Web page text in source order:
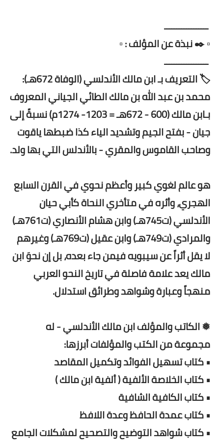
ــــــــــــــــــ
▫️ ✒️ نبذة عن المؤلف : ▫️
ــــــــــــــــــ
🏷️ التعريف بـ ابن مالك الأندلسي (الوفاة 672هـ):
محمد بن عبد الله بن مالك الطائي الجياني المعروف
بـابن مالك (600 - 672هـ = 1203- 1274م) نسبةً إلى
جيان - بفتح الجيم وتشديد الياء كذا ضبطها ياقوت
وصاحب القاموس والمقري - بالأندلس التي بها ولد.
هو عالم لغوي كبير وأعظم نحوي في القرن السابع
الهجري، وأثره في متأخري النحاة كأبي حيان
الأندلسي (ت745هـ) وابن هشام الأنصاري (ت761هـ)
والمرادي (ت749هـ) وابن عقيل (ت769هـ) وغيرهم
لا يقل أثراً عن سيبويه فيمن جاء بعده، بل إن نحوَ ابن
مالك يعد علامة فاصلة في تاريخ النحو العربي
منهجاً وعبارة وشواهد وطرائق استدلال.
❅ الكاتب والمؤلف ابن مالك الأندلسي - له
مجموعة من الكتب والمؤلفات أبرزها:
• كتاب تسهيل الفوائد وتكميل المقاصد
• كتاب الخلاصة الألفية ( ألفية ابن مالك )
• كتاب الكافية الشافية
• كتاب عمدة الحافظ وعدة اللافظ
• كتاب شواهد التوضيح والتصحيح لمشكلات الجامع